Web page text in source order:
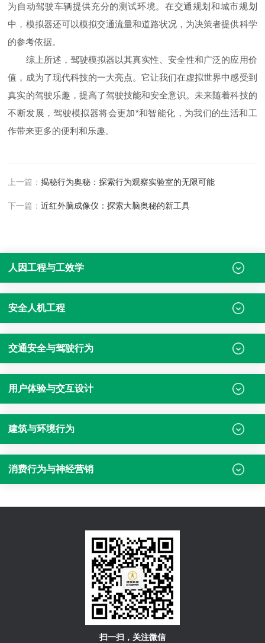
为自动驾驶车辆提供充分的测试环境。在交通规划和城市规划
中，模拟器还可以模拟交通流量和道路状况，为决策者提供科学
的参考依据。
综上所述，驾驶模拟器以其真实性、安全性和广泛的应用价
值，成为了现代科技的一大亮点。它让我们在虚拟世界中感受到
真实的驾驶乐趣，提高了驾驶技能和安全意识。未来随着科技的
不断发展，驾驶模拟器将会更加*和智能化，为我们的生活和工
作带来更多的便利和乐趣。
上一篇：揭秘行为奥秘：探索行为观察实验室的无限可能
下一篇：近红外脑成像仪：探索大脑奥秘的新工具
人因工程与工效学
安全人机工程
交通安全与驾驶行为
用户体验与交互设计
建筑与环境行为
消费行为与神经营销
扫一扫，关注微信